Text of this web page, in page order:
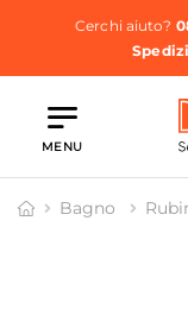
Cerchi aiuto?
MENU
Bagno